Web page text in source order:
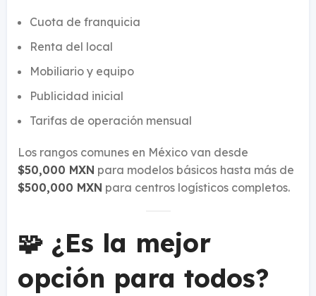
Cuota de franquicia
Renta del local
Mobiliario y equipo
Publicidad inicial
Tarifas de operación mensual
Los rangos comunes en México van desde
$50,000 MXN para modelos básicos hasta más de
$500,000 MXN para centros logísticos completos.
🧩 ¿Es la mejor
opción para todos?